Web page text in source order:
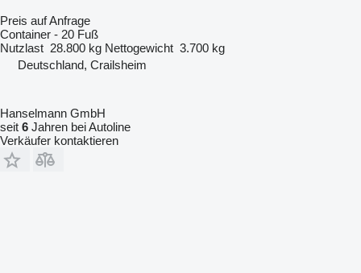
Preis auf Anfrage
Container - 20 Fuß
Nutzlast 28.800 kg Nettogewicht 3.700 kg
Deutschland, Crailsheim
Hanselmann GmbH
seit 6 Jahren bei Autoline
Verkäufer kontaktieren